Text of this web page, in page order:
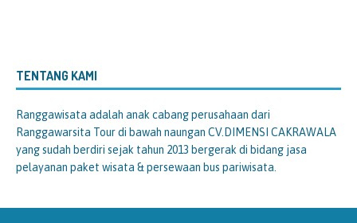
TENTANG KAMI
Ranggawisata adalah anak cabang perusahaan dari
Ranggawarsita Tour di bawah naungan CV.DIMENSI CAKRAWALA
yang sudah berdiri sejak tahun 2013 bergerak di bidang jasa
pelayanan paket wisata & persewaan bus pariwisata.